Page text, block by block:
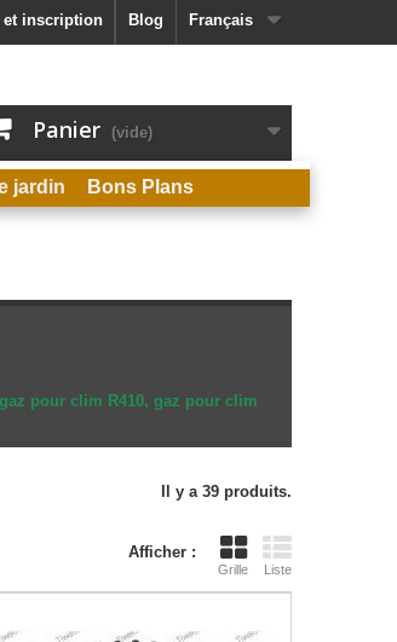
Français
Blog
et inscription
Panier (vide)
jardin Bons Plans
pour clim R410, gaz pour clim
Il y a 39 produits.
Afficher :
Grille Liste